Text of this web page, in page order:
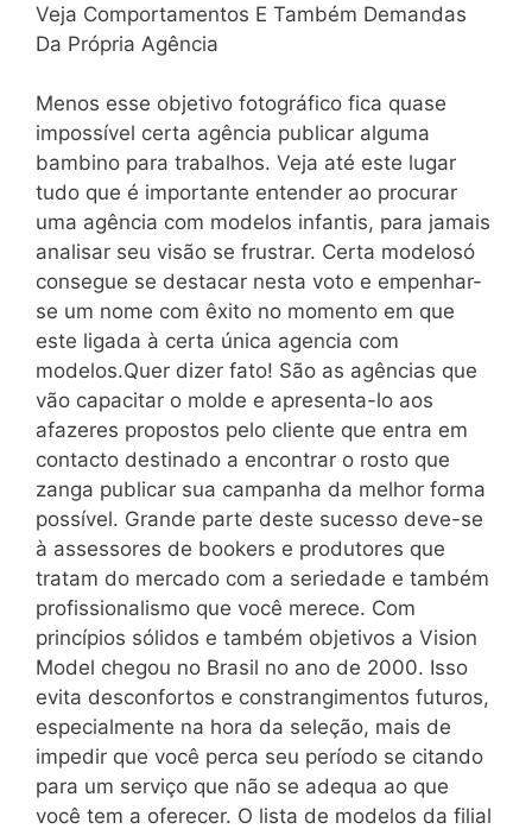
Veja Comportamentos E Também Demandas
Da Própria Agência
Menos esse objetivo fotográfico fica quase
impossível certa agência publicar alguma
bambino para trabalhos. Veja até este lugar
tudo que é importante entender ao procurar
uma agência com modelos infantis, para jamais
analisar seu visão se frustrar. Certa modelosó
consegue se destacar nesta voto e empenhar-
se um nome com êxito no momento em que
este ligada à certa única agencia com
modelos.Quer dizer fato! São as agências que
vão capacitar o molde e apresenta-lo aos
afazeres propostos pelo cliente que entra em
contacto destinado a encontrar o rosto que
zanga publicar sua campanha da melhor forma
possível. Grande parte deste sucesso deve-se
à assessores de bookers e produtores que
tratam do mercado com a seriedade e também
profissionalismo que você merece. Com
princípios sólidos e também objetivos a Vision
Model chegou no Brasil no ano de 2000. Isso
evita desconfortos e constrangimentos futuros,
especialmente na hora da seleção, mais de
impedir que você perca seu período se citando
para um serviço que não se adequa ao que
você tem a oferecer. O lista de modelos da filial